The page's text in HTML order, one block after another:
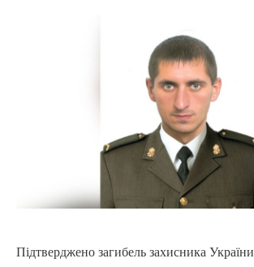
Підтверджено загибель захисника України